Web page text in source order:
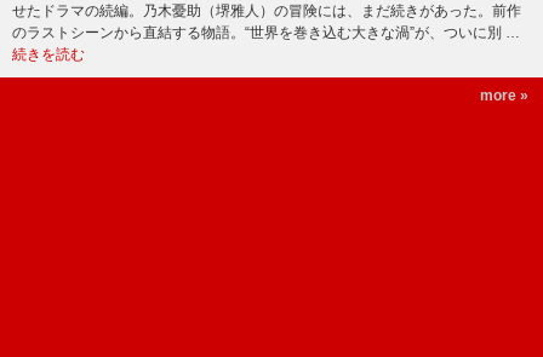
せたドラマの続編。乃木憂助（堺雅人）の冒険には、まだ続きがあった。前作
のラストシーンから直結する物語。“世界を巻き込む大きな渦”が、ついに別 …
続きを読む
more »